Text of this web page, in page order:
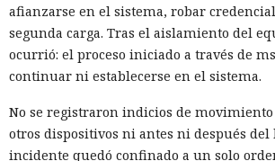
afianzarse en el sistema, robar
segunda carga. Tras el aislamiento del
ocurrió: el proceso iniciado a través de
continuar ni establecerse en el sistema.
No se registraron indicios de movimiento
otros dispositivos ni antes ni después del
incidente quedó confinado a un solo